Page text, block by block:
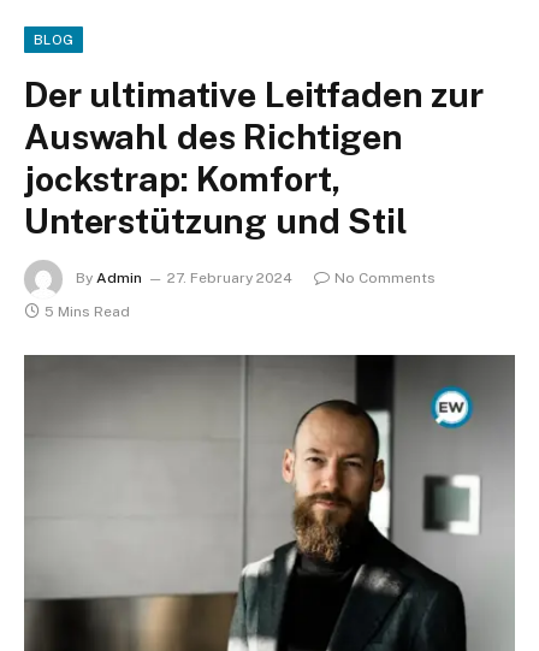
BLOG
Der ultimative Leitfaden zur
Auswahl des Richtigen
jockstrap: Komfort,
Unterstützung und Stil
By Admin 27. February 2024
No Comments
5 Mins Read